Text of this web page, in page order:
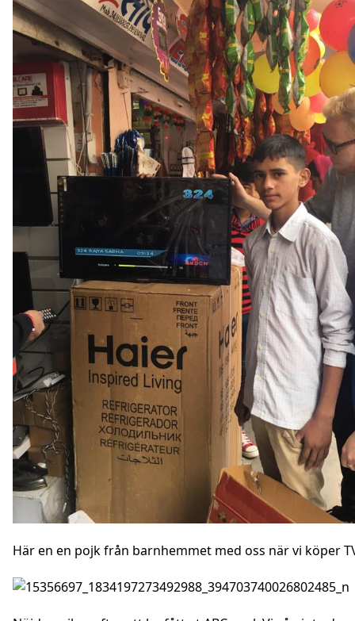
Här en en pojk från barnhemmet med oss när vi köper